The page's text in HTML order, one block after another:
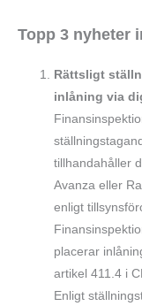
Topp 3 nyheter
Rättsligt
inlåning via
tillhandahåller
Avanza eller
enligt
placerar
artikel 411.4 i
Enligt